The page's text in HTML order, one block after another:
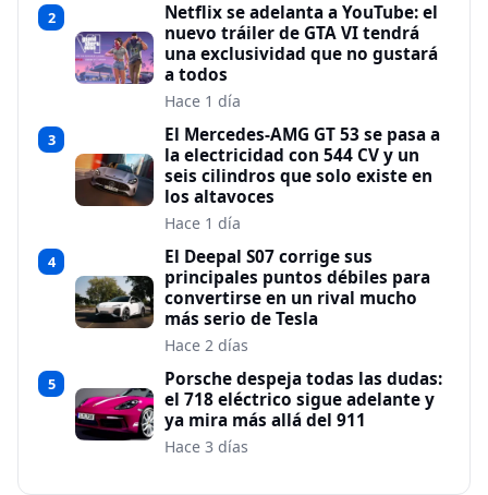
2
Netflix se adelanta a YouTube: el
nuevo tráiler de GTA VI tendrá
una exclusividad que no gustará
a todos
Hace 1 día
3
El Mercedes-AMG GT 53 se pasa a
la electricidad con 544 CV y un
seis cilindros que solo existe en
los altavoces
Hace 1 día
4
El Deepal S07 corrige sus
principales puntos débiles para
convertirse en un rival mucho
más serio de Tesla
Hace 2 días
5
Porsche despeja todas las dudas:
el 718 eléctrico sigue adelante y
ya mira más allá del 911
Hace 3 días